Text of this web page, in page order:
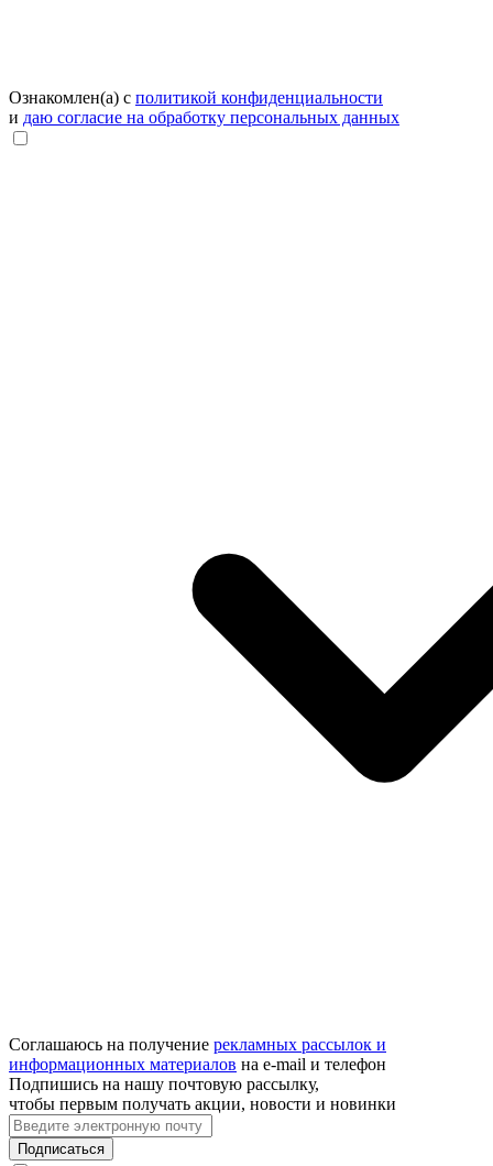
Ознакомлен(а) с политикой конфиденциальности
и даю согласие на обработку персональных данных
Соглашаюсь на получение рекламных рассылок и
информационных материалов на e‑mail и телефон
Подпишись на нашу почтовую рассылку,
чтобы первым получать акции, новости и новинки
Подписаться